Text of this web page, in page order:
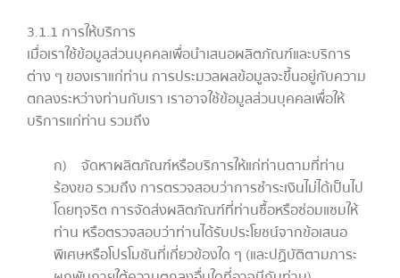
3.1.1 การให้บริการ
เมื่อเราใช้ข้อมูลส่วนบุคคลเพื่อนำเสนอผลิตภัณฑ์และบริการ
ต่าง ๆ ของเราแก่ท่าน การประมวลผลข้อมูลจะขึ้นอยู่กับความ
ตกลงระหว่างท่านกับเรา เราอาจใช้ข้อมูลส่วนบุคคลเพื่อให้
บริการแก่ท่าน รวมถึง
ก) จัดหาผลิตภัณฑ์หรือบริการให้แก่ท่านตามที่ท่าน
ร้องขอ รวมถึง การตรวจสอบว่าการชำระเงินไม่ได้เป็นไป
โดยทุจริต การจัดส่งผลิตภัณฑ์ที่ท่านซื้อหรือซ่อมแซมให้
ท่าน หรือตรวจสอบว่าท่านได้รับประโยชน์จากข้อเสนอ
พิเศษหรือโปรโมชันที่เกี่ยวข้องใด ๆ (และปฏิบัติตามภาระ